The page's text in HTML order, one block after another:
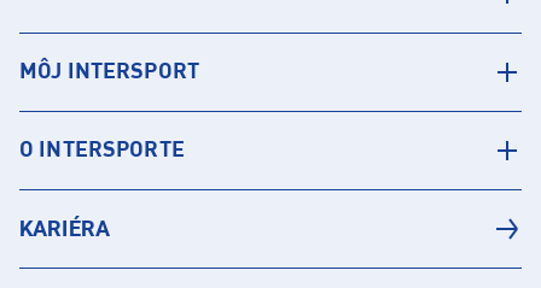
MÔJ INTERSPORT
O INTERSPORTE
KARIÉRA